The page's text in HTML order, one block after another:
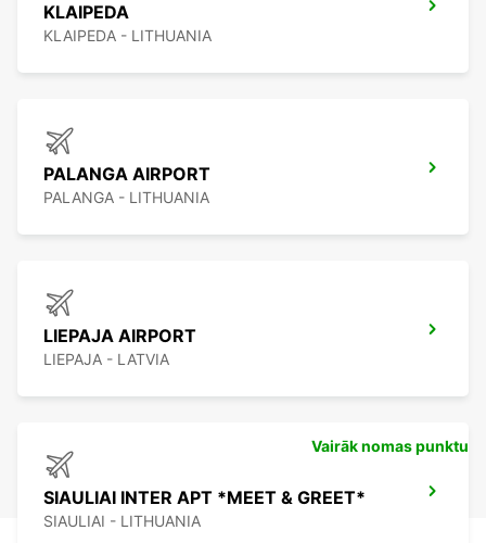
KLAIPEDA
KLAIPEDA - LITHUANIA
PALANGA AIRPORT
PALANGA - LITHUANIA
LIEPAJA AIRPORT
LIEPAJA - LATVIA
SIAULIAI INTER APT *MEET & GREET*
SIAULIAI - LITHUANIA
Vairāk nomas punktu